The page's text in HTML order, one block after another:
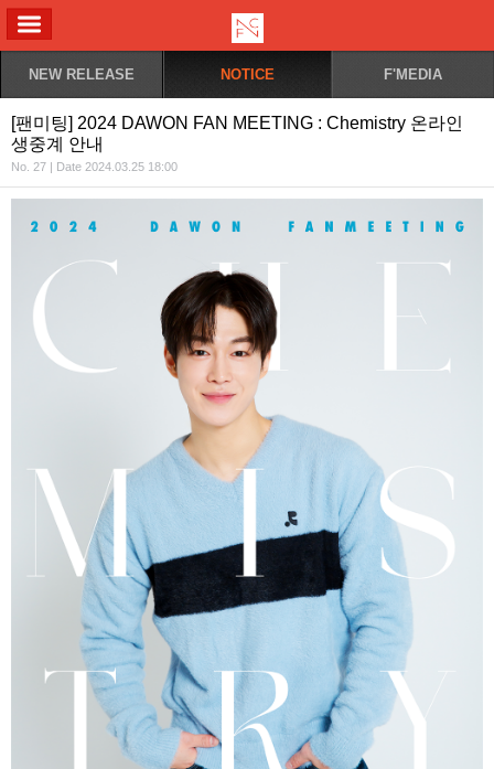
NEW RELEASE NOTICE F'MEDIA
[팬미팅] 2024 DAWON FAN MEETING : Chemistry 온라인
생중계 안내
No. 27 | Date 2024.03.25 18:00